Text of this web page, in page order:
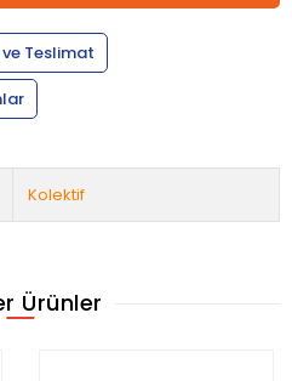
Teslimat
Kolektif
Ürünler